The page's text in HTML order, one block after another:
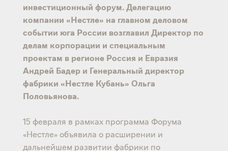
инвестиционный форум. Делегацию
компании «Нестле» на главном деловом
событии юга России возглавил Директор по
делам корпорации и специальным
проектам в регионе Россия и Евразия
Андрей Бадер и Генеральный директор
фабрики «Нестле Кубань» Ольга
Половьянова.
15 февраля в рамках программа Форума
«Нестле» объявила о расширении и
дальнейшем развитии фабрики по